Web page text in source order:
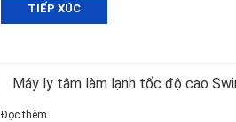
TIẾP XÚC
Máy ly tâm làm lạnh tốc độ cao
Đọc thêm